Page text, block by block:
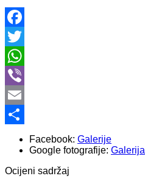
Facebook
Twitter
WhatsApp
Viber
Email
Share
Facebook: Galerije
Google fotografije: Galerija
Ocijeni sadržaj